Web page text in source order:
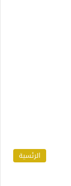
الرئسية